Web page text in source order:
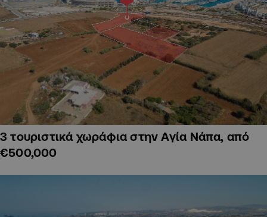
3 τουριστικά χωράφια στην Αγία Νάπα, από
€500,000